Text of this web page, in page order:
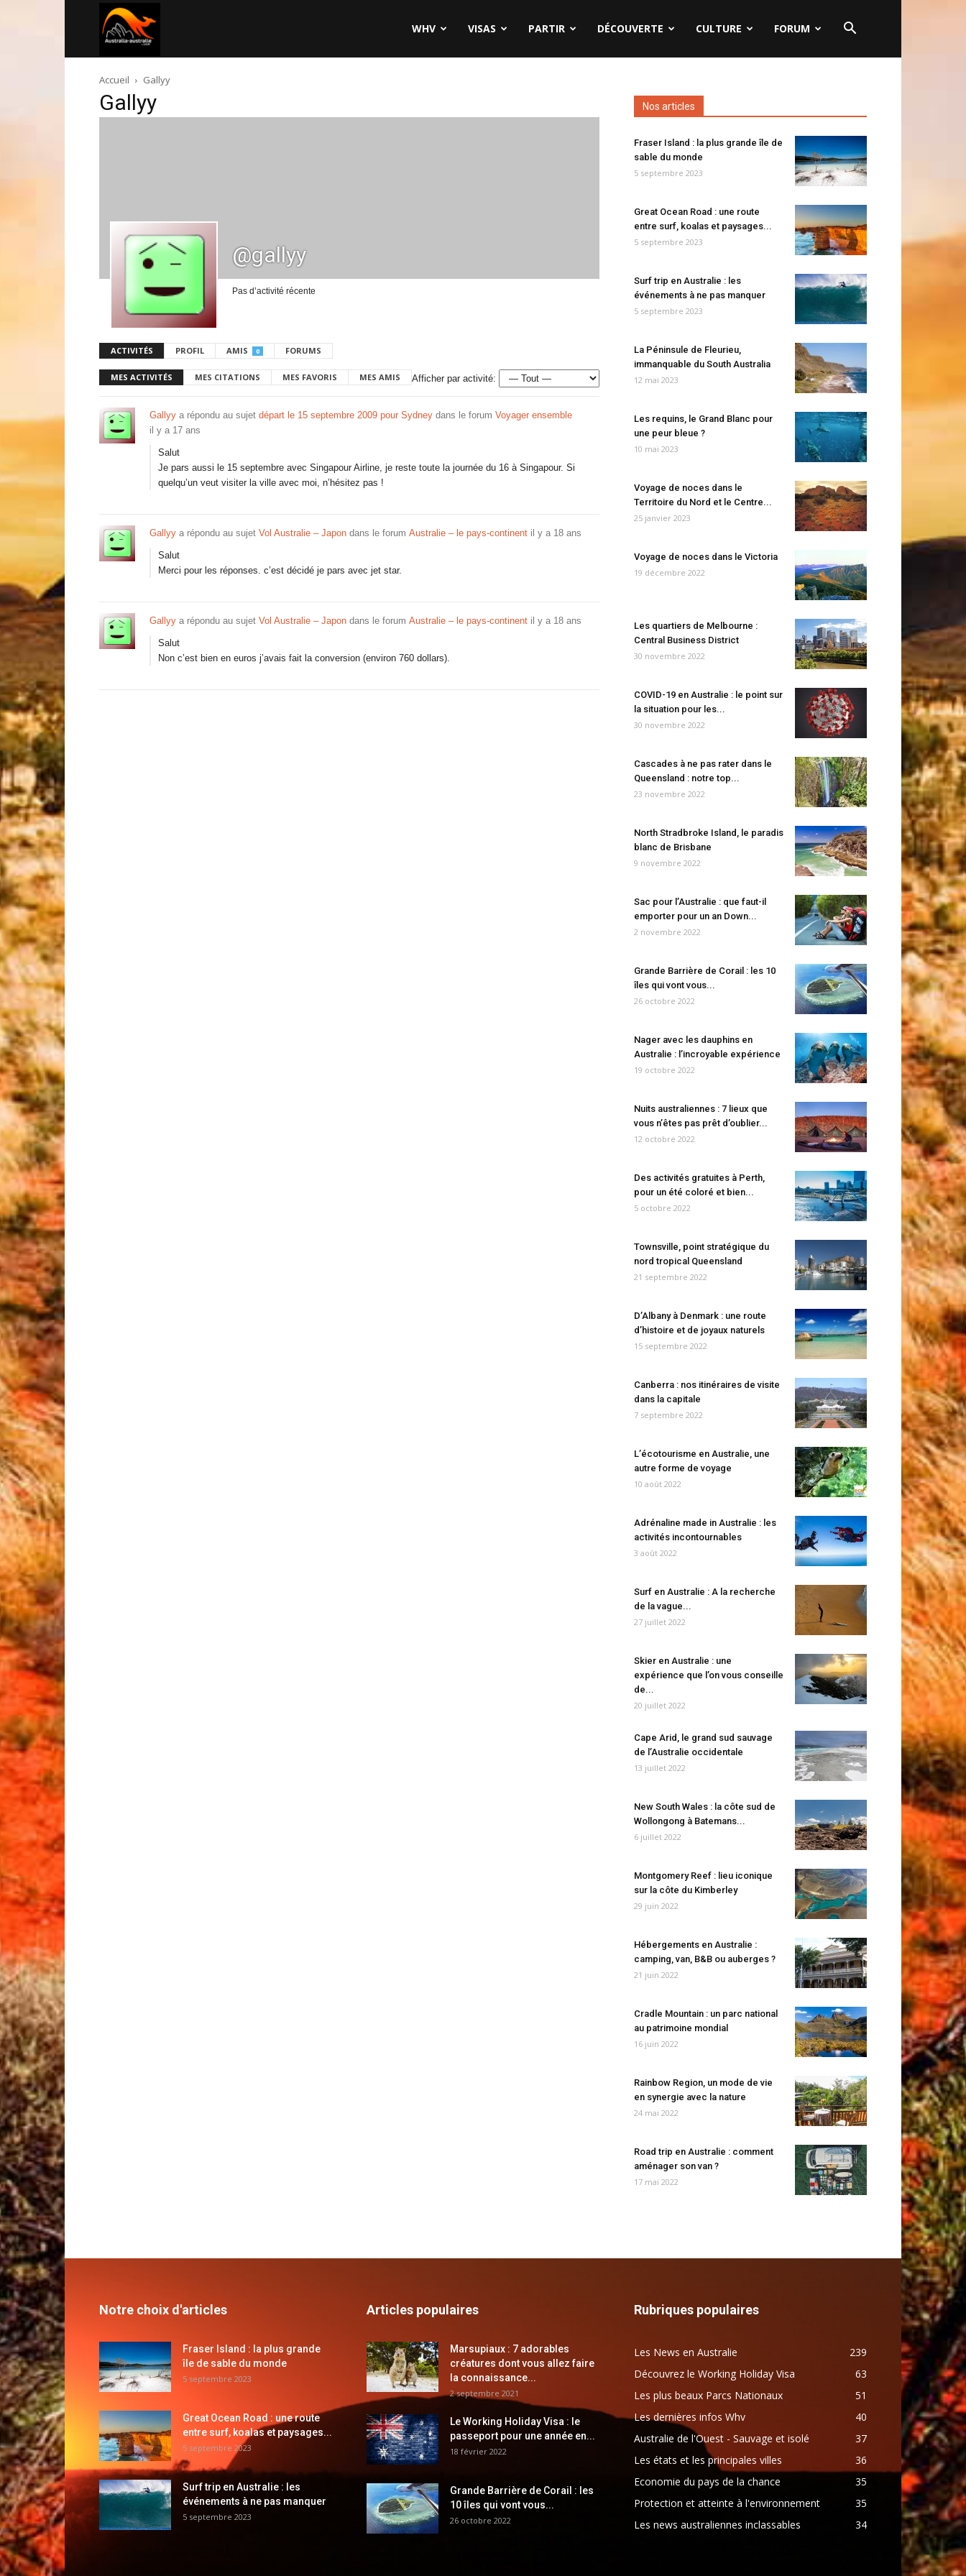
australie.com
WHV VISAS PARTIR DÉCOUVERTE CULTURE FORUM
Accueil Gallyy
Gallyy
@gallyy
Pas d’activité récente
ACTIVITÉS PROFIL AMIS 0 FORUMS
MES ACTIVITÉS MES CITATIONS MES FAVORIS MES AMIS Afficher par activité:
Gallyy a répondu au sujet départ le 15 septembre 2009 pour Sydney dans le forum Voyager ensemble
il y a 17 ans
Salut
Je pars aussi le 15 septembre avec Singapour Airline, je reste toute la journée du 16 à Singapour. Si
quelqu’un veut visiter la ville avec moi, n’hésitez pas !
Gallyy a répondu au sujet Vol Australie – Japon dans le forum Australie – le pays-continent il y a 18 ans
Salut
Merci pour les réponses. c’est décidé je pars avec jet star.
Gallyy a répondu au sujet Vol Australie – Japon dans le forum Australie – le pays-continent il y a 18 ans
Salut
Non c’est bien en euros j’avais fait la conversion (environ 760 dollars).
Nos articles
Fraser Island : la plus grande île de
sable du monde
5 septembre 2023
Great Ocean Road : une route
entre surf, koalas et paysages...
5 septembre 2023
Surf trip en Australie : les
événements à ne pas manquer
5 septembre 2023
La Péninsule de Fleurieu,
immanquable du South Australia
12 mai 2023
Les requins, le Grand Blanc pour
une peur bleue ?
10 mai 2023
Voyage de noces dans le
Territoire du Nord et le Centre...
25 janvier 2023
Voyage de noces dans le Victoria
19 décembre 2022
Les quartiers de Melbourne :
Central Business District
30 novembre 2022
COVID-19 en Australie : le point sur
la situation pour les...
30 novembre 2022
Cascades à ne pas rater dans le
Queensland : notre top...
23 novembre 2022
North Stradbroke Island, le paradis
blanc de Brisbane
9 novembre 2022
Sac pour l’Australie : que faut-il
emporter pour un an Down...
2 novembre 2022
Grande Barrière de Corail : les 10
îles qui vont vous...
26 octobre 2022
Nager avec les dauphins en
Australie : l’incroyable expérience
19 octobre 2022
Nuits australiennes : 7 lieux que
vous n’êtes pas prêt d’oublier...
12 octobre 2022
Des activités gratuites à Perth,
pour un été coloré et bien...
5 octobre 2022
Townsville, point stratégique du
nord tropical Queensland
21 septembre 2022
D’Albany à Denmark : une route
d’histoire et de joyaux naturels
15 septembre 2022
Canberra : nos itinéraires de visite
dans la capitale
7 septembre 2022
L’écotourisme en Australie, une
autre forme de voyage
10 août 2022
Adrénaline made in Australie : les
activités incontournables
3 août 2022
Surf en Australie : A la recherche
de la vague...
27 juillet 2022
Skier en Australie : une
expérience que l’on vous conseille
de...
20 juillet 2022
Cape Arid, le grand sud sauvage
de l’Australie occidentale
13 juillet 2022
New South Wales : la côte sud de
Wollongong à Batemans...
6 juillet 2022
Montgomery Reef : lieu iconique
sur la côte du Kimberley
29 juin 2022
Hébergements en Australie :
camping, van, B&B ou auberges ?
21 juin 2022
Cradle Mountain : un parc national
au patrimoine mondial
16 juin 2022
Rainbow Region, un mode de vie
en synergie avec la nature
24 mai 2022
Road trip en Australie : comment
aménager son van ?
17 mai 2022
Notre choix d'articles
Fraser Island : la plus grande
île de sable du monde
5 septembre 2023
Great Ocean Road : une route
entre surf, koalas et paysages...
5 septembre 2023
Surf trip en Australie : les
événements à ne pas manquer
5 septembre 2023
Articles populaires
Marsupiaux : 7 adorables
créatures dont vous allez faire
la connaissance...
2 septembre 2021
Le Working Holiday Visa : le
passeport pour une année en...
18 février 2022
Grande Barrière de Corail : les
10 îles qui vont vous...
26 octobre 2022
Rubriques populaires
Les News en Australie
239
Découvrez le Working Holiday Visa
63
Les plus beaux Parcs Nationaux
51
Les dernières infos Whv
40
Australie de l'Ouest - Sauvage et isolé
37
Les états et les principales villes
36
Economie du pays de la chance
35
Protection et atteinte à l'environnement
35
Les news australiennes inclassables
34